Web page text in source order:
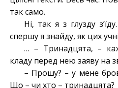
так само.
Ні, так я з глузду
спершу я знайду, як цих
… – Тринадцята, –
кладу перед нею заяву на
– Прошу? – у мене
Що – чи хто – тринадцята?